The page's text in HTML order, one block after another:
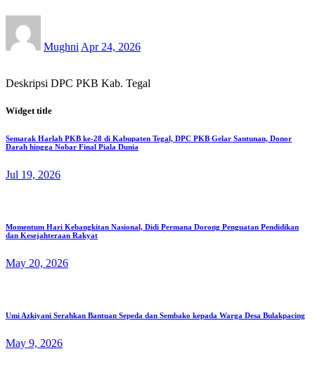
Mughni Apr 24, 2026
Deskripsi DPC PKB Kab. Tegal
Widget title
Semarak Harlah PKB ke-28 di Kabupaten Tegal, DPC PKB Gelar Santunan, Donor
Darah hingga Nobar Final Piala Dunia
Jul 19, 2026
Momentum Hari Kebangkitan Nasional, Didi Permana Dorong Penguatan Pendidikan
dan Kesejahteraan Rakyat
May 20, 2026
Umi Azkiyani Serahkan Bantuan Sepeda dan Sembako kepada Warga Desa Bulakpacing
May 9, 2026